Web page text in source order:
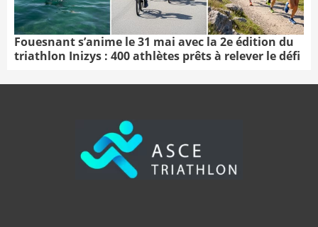
Fouesnant s’anime le 31 mai avec la 2e édition du
triathlon Inizys : 400 athlètes prêts à relever le défi